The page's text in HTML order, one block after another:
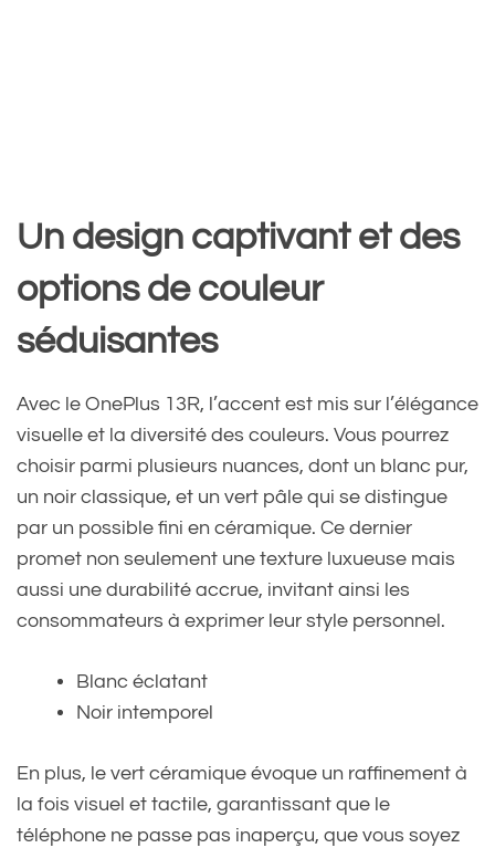
Un design captivant et des
options de couleur
séduisantes
Avec le OnePlus 13R, l’accent est mis sur l’élégance
visuelle et la diversité des couleurs. Vous pourrez
choisir parmi plusieurs nuances, dont un blanc pur,
un noir classique, et un vert pâle qui se distingue
par un possible fini en céramique. Ce dernier
promet non seulement une texture luxueuse mais
aussi une durabilité accrue, invitant ainsi les
consommateurs à exprimer leur style personnel.
Blanc éclatant
Noir intemporel
En plus, le vert céramique évoque un raffinement à
la fois visuel et tactile, garantissant que le
téléphone ne passe pas inaperçu, que vous soyez